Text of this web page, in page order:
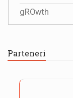
gROwth
Parteneri